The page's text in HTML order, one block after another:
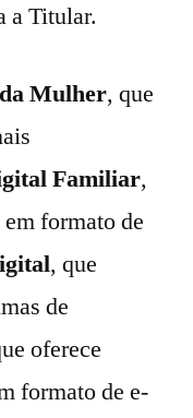
a Titular.
Mulher, que
Familiar,
formato de
, que
de
oferece
formato de e-